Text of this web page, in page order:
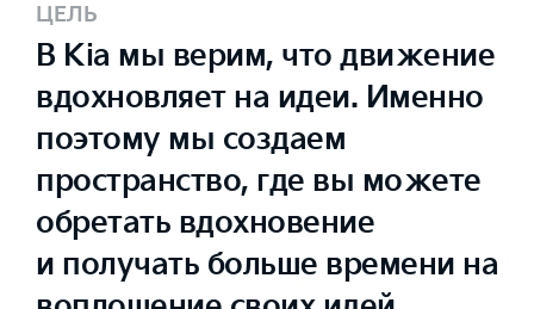
ЦЕЛЬ
В Kia мы верим, что движение
вдохновляет на идеи. Именно
поэтому мы создаем
пространство, где вы можете
обретать вдохновение
и получать больше времени на